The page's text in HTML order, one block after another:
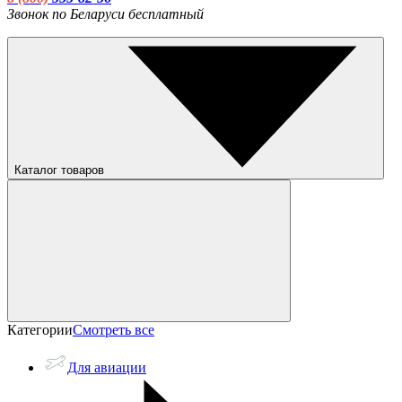
Звонок по Беларуси бесплатный
Каталог товаров
КатегорииСмотреть все
Для авиации